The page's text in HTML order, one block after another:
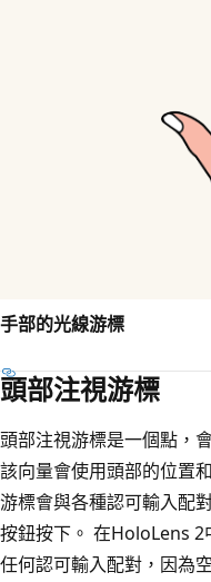
手部的光線游標
頭部注視游標
頭部注視游標是一個點，
該向量會使用頭部的位置
游標會與各種認可輸入配
按鈕按下。 在HoloLens
任何認可輸入配對，因為